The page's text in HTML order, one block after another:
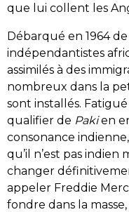
que lui collent les
Débarqué en 1964
indépendantistes
assimilés à des
nombreux dans la
sont installés.
qualifier de Pakien
consonance
qu’il n’est pas indien
changer
appeler Freddie
fondre dans la